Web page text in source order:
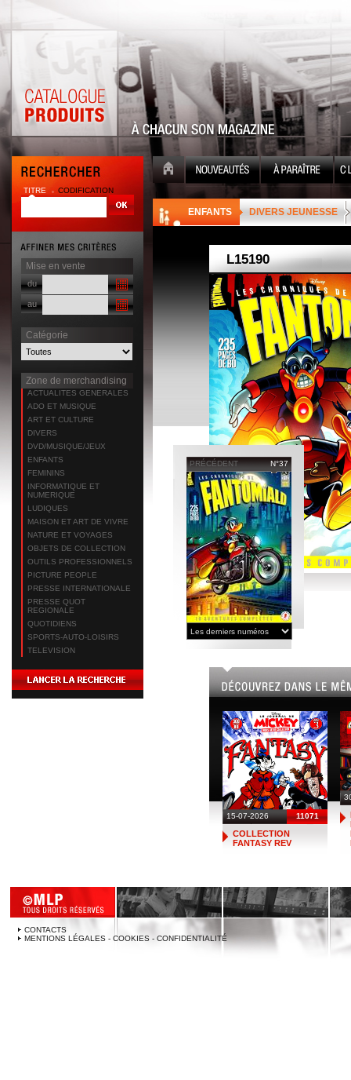
TITRE CODIFICATION
Mise en vente
du
au
Catégorie
Zone de merchandising
ACTUALITES GENERALES
ADO ET MUSIQUE
ART ET CULTURE
DIVERS
DVD/MUSIQUE/JEUX
ENFANTS
FEMININS
INFORMATIQUE ET
NUMERIQUE
LUDIQUES
MAISON ET ART DE VIVRE
NATURE ET VOYAGES
OBJETS DE COLLECTION
OUTILS PROFESSIONNELS
PICTURE PEOPLE
PRESSE INTERNATIONALE
PRESSE QUOT
REGIONALE
QUOTIDIENS
SPORTS-AUTO-LOISIRS
TELEVISION
ENFANTS DIVERS JEUNESSE
PRÉCÉDENT N°37
15-07-2026 11071
COLLECTION
FANTASY REV
CONTACTS
MENTIONS LÉGALES - COOKIES - CONFIDENTIALITÉ